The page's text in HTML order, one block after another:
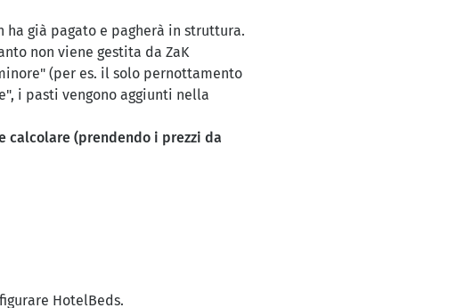
ha già pagato e pagherà in struttura.
non viene gestita da ZaK
(per es. il solo pernottamento
i pasti vengono aggiunti nella
calcolare (prendendo i prezzi da
HotelBeds.